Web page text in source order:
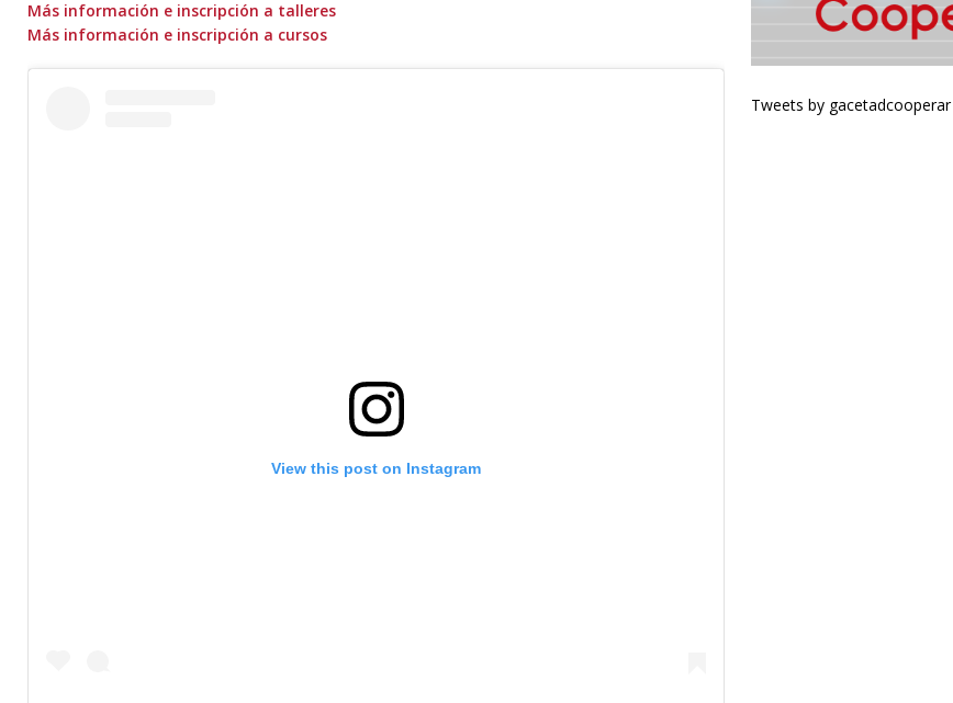
Más información e inscripción a talleres
Más información e inscripción a cursos
View this post on Instagram
Tweets by gacetadcooperar